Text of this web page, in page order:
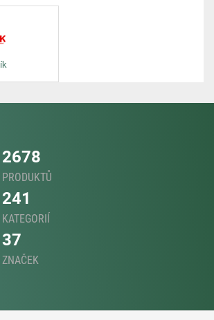
2678
PRODUKTŮ
241
KATEGORIÍ
37
ZNAČEK